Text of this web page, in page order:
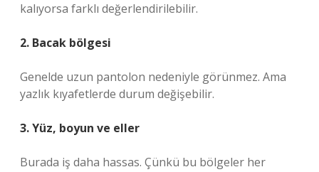
kalıyorsa farklı değerlendirilebilir.
2. Bacak bölgesi
Genelde uzun pantolon nedeniyle görünmez. Ama
yazlık kıyafetlerde durum değişebilir.
3. Yüz, boyun ve eller
Burada iş daha hassas. Çünkü bu bölgeler her